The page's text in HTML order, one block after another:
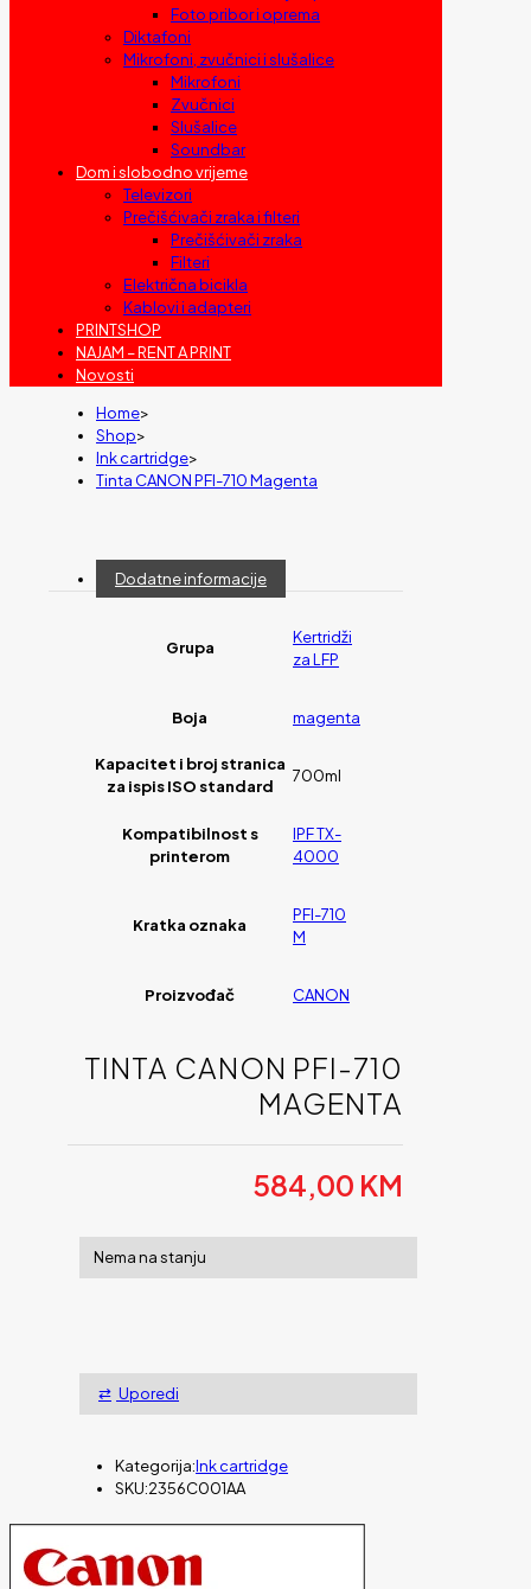
Foto pribor i oprema
Diktafoni
Mikrofoni, zvučnici i slušalice
Mikrofoni
Zvučnici
Slušalice
Soundbar
Dom i slobodno vrijeme
Televizori
Prečišćivači zraka i filteri
Prečišćivači zraka
Filteri
Električna bicikla
Kablovi i adapteri
PRINTSHOP
NAJAM – RENT A PRINT
Novosti
Home>
Shop>
Ink cartridge>
Tinta CANON PFI-710 Magenta
Dodatne informacije
Grupa
Kertridži
za LFP
Boja magenta
Kapacitet i broj stranica
za ispis ISO standard
700ml
Kompatibilnost s
printerom
IPF TX-
4000
Kratka oznaka
PFI-710
M
Proizvođač CANON
TINTA CANON PFI-710
MAGENTA
584,00 KM
Nema na stanju
Uporedi
Kategorija:Ink cartridge
SKU:2356C001AA